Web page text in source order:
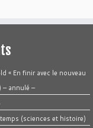
« En finir avec le nouveau
– annulé –
(sciences et histoire)